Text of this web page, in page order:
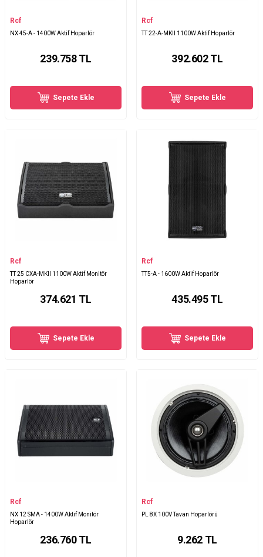
Rcf
NX 45-A - 1400W Aktif Hoparlör
239.758TL
Sepete Ekle
Rcf
TT 22-A-MKII 1100W Aktif Hoparlör
392.602TL
Sepete Ekle
Rcf
TT 25 CXA-MKII 1100W Aktif Monitör
Hoparlör
374.621 TL
Sepete Ekle
Rcf
TT5-A - 1600W Aktif Hoparlör
435.495TL
Sepete Ekle
Rcf
NX 12 SMA - 1400W Aktif Monitör
Hoparlör
236.760TL
Rcf
PL 8X 100V Tavan Hoparlörü
9.262 TL